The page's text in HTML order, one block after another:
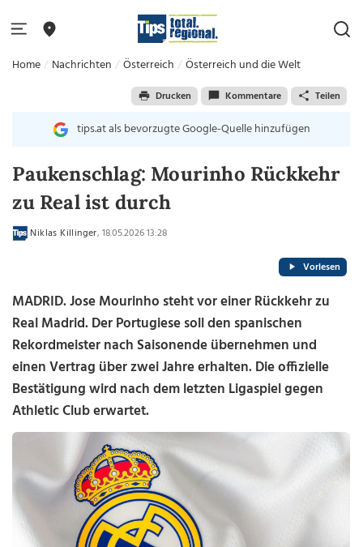
Home Nachrichten Österreich Österreich und die Welt
Drucken Kommentare Teilen
tips.at als bevorzugte Google-Quelle hinzufügen
Paukenschlag: Mourinho Rückkehr
zu Real ist durch
Niklas Killinger, 18.05.2026 13:28
Vorlesen
MADRID. Jose Mourinho steht vor einer Rückkehr zu
Real Madrid. Der Portugiese soll den spanischen
Rekordmeister nach Saisonende übernehmen und
einen Vertrag über zwei Jahre erhalten. Die offizielle
Bestätigung wird nach dem letzten Ligaspiel gegen
Athletic Club erwartet.